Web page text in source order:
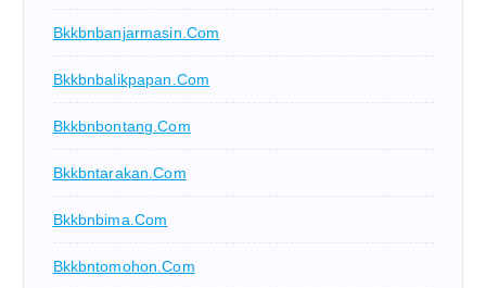
Bkkbnbanjarmasin.com
Bkkbnbalikpapan.com
Bkkbnbontang.com
Bkkbntarakan.com
Bkkbnbima.com
Bkkbntomohon.com